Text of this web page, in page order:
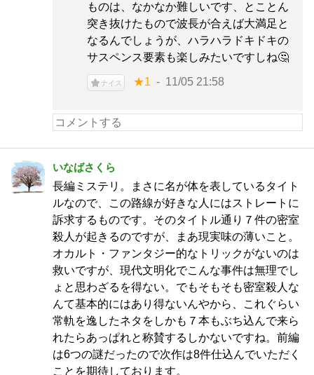
ものは、なかなか難しいです、とことん
突き抜けたもので波長が合えば大満足と
なるんでしょうが、ハラハラドキドキの
サスペンス要素も楽しみたいですしね🤔
ナイス ★1 11/05 21:58
いなばさくら
長編ミステリ。まさに名が体を表しているタイト
ルなので、この路線が好きな人にはストレートに
訴求するものです。そのタイトル通り７件の密室
殺人が起きるのですが、まあ現実味の薄いこと。
オカルト・ファンタジー的なトリックがないのは
救いですが、現代文明化でこんな事件は無理でし
ょと思わざるを得ない。でもそもそも密室殺人な
んて基本的にはあり得ないんやから、これぐらい
常軌を逸したネタをしかも７本もぶち込んで来ら
れたらあっぱれと称賛するしかないですね。前編
は6つの謎だったので次作は8件仕込んでいただく
ことを期待しております。